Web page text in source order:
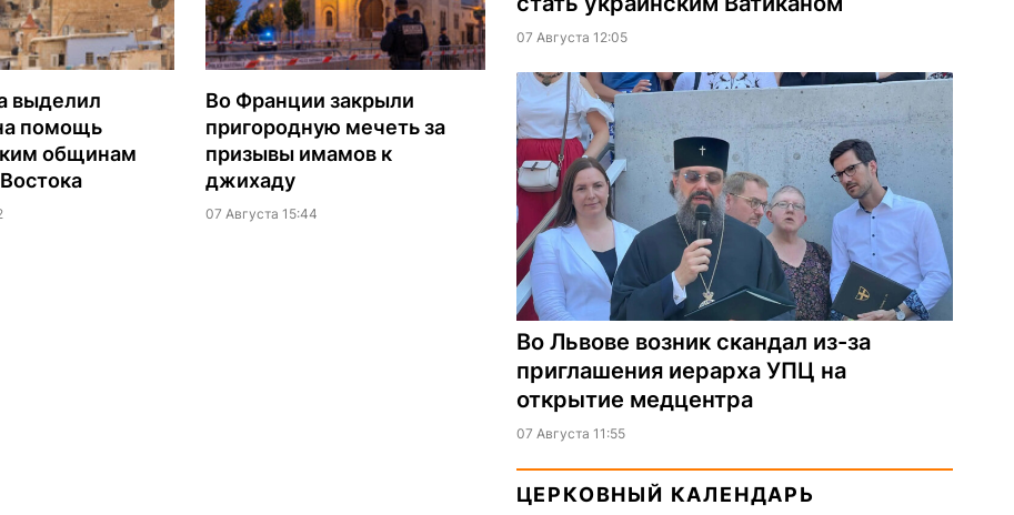
выделил
помощь
общинам
Во Франции закрыли
пригородную мечеть за
призывы имамов к
джихаду
07 Августа 15:44
07 Августа 12:05
Во Львове возник скандал из-за
приглашения иерарха УПЦ на
открытие медцентра
07 Августа 11:55
ЦЕРКОВНЫЙ КАЛЕНДАРЬ